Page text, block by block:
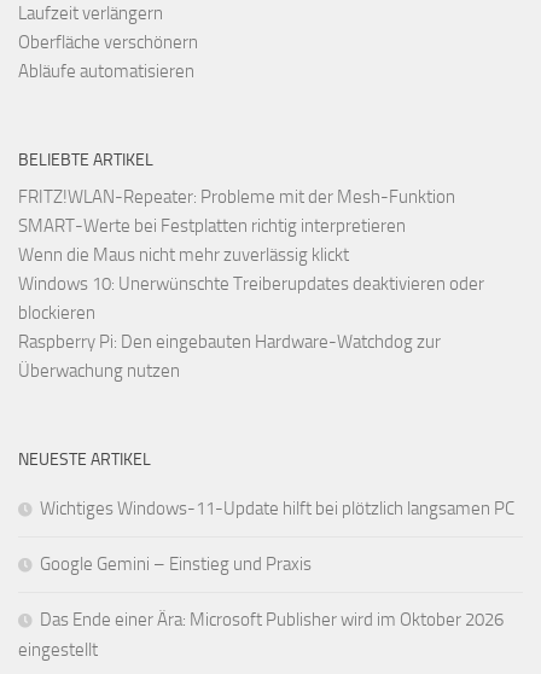
Laufzeit verlängern
Oberfläche verschönern
Abläufe automatisieren
BELIEBTE ARTIKEL
FRITZ!WLAN-Repeater: Probleme mit der Mesh-Funktion
SMART-Werte bei Festplatten richtig interpretieren
Wenn die Maus nicht mehr zuverlässig klickt
Windows 10: Unerwünschte Treiberupdates deaktivieren oder
blockieren
Raspberry Pi: Den eingebauten Hardware-Watchdog zur
Überwachung nutzen
NEUESTE ARTIKEL
Wichtiges Windows-11-Update hilft bei plötzlich langsamen PC
Google Gemini – Einstieg und Praxis
Das Ende einer Ära: Microsoft Publisher wird im Oktober 2026
eingestellt